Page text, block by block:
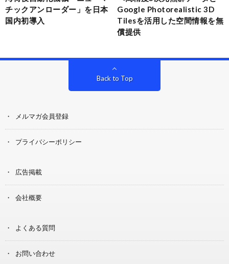
チックアンローダー」を日本
国内初導入
Google Photorealistic 3D
Tilesを活用した空間情報を無
償提供
Back to Top
メルマガ会員登録
プライバシーポリシー
広告掲載
会社概要
よくある質問
お問い合わせ